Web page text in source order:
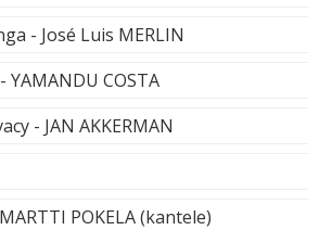
- José Luis MERLIN
YAMANDU COSTA
- JAN AKKERMAN
POKELA (kantele)